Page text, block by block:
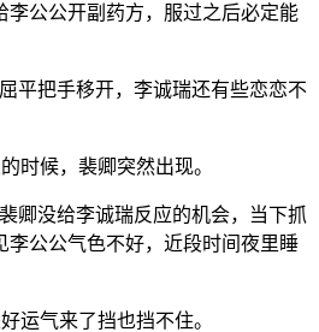
李公公开副药方，服过之后必定能
平把手移开，李诚瑞还有些恋恋不
时候，裴卿突然出现。
卿没给李诚瑞反应的机会，当下抓
李公公气色不好，近段时间夜里睡
运气来了挡也挡不住。